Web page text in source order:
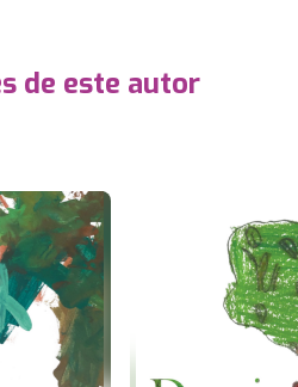
de este autor